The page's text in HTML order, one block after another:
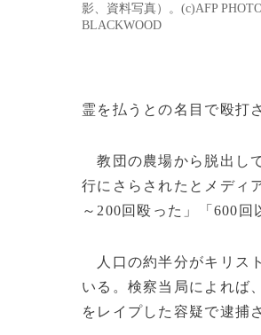
影、資料写真）。(c)AFP
BLACKWOOD
霊を払うとの名目で殴打
教団の農場から脱出し
行にさらされたとメディ
～200回殴った」「600
人口の約半分がキリス
いる。検察当局によれば
をレイプした容疑で逮捕